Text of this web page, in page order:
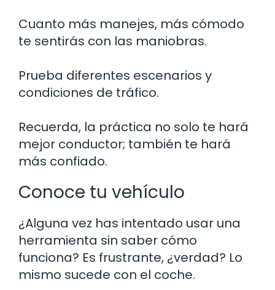
Cuanto más manejes, más cómodo
te sentirás con las maniobras.
Prueba diferentes escenarios y
condiciones de tráfico.
Recuerda, la práctica no solo te hará
mejor conductor; también te hará
más confiado.
Conoce tu vehículo
¿Alguna vez has intentado usar una
herramienta sin saber cómo
funciona? Es frustrante, ¿verdad? Lo
mismo sucede con el coche.